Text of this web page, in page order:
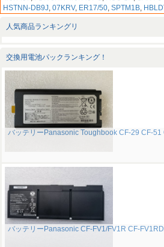
HSTNN-DB9J, 07KRV, ER17/50, SPTM1B,
人気商品ランキングリ
交換用電池パックランキング！
バッテリーPanasonic Toughbook CF-29 CF-51
バッテリーPanasonic CF-FV1/FV1R CF-